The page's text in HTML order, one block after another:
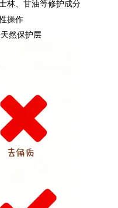
林、甘油等修护成分
操作
然保护层